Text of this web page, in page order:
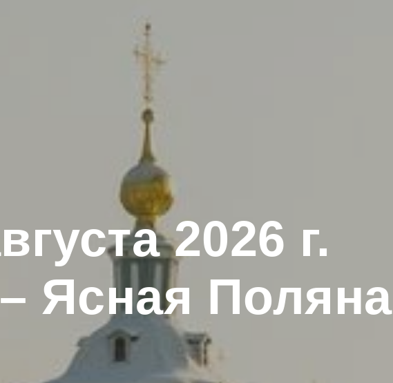
2026 г.
Ясная Поляна